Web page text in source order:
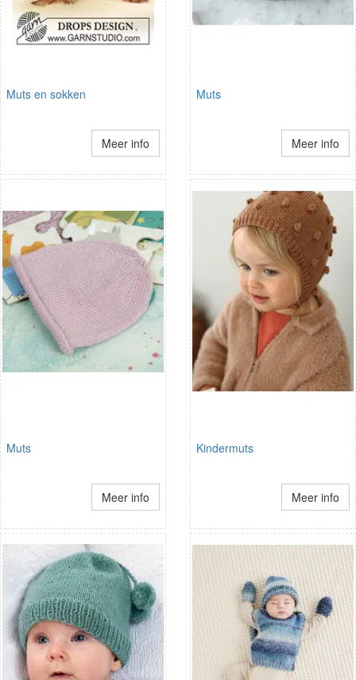
Muts en sokken
Meer info
Muts
Meer info
Muts
Meer info
Kindermuts
Meer info